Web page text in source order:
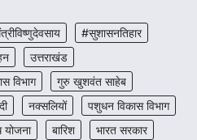
#सुशासनतिहार
उत्तराखंड
विभाग
गुरु खुशवंत साहेब
नक्सलियों
पशुधन विकास विभाग
योजना बारिश भारत सरकार